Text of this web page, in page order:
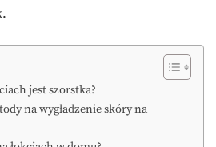
jest szorstka?
na wygładzenie skóry na